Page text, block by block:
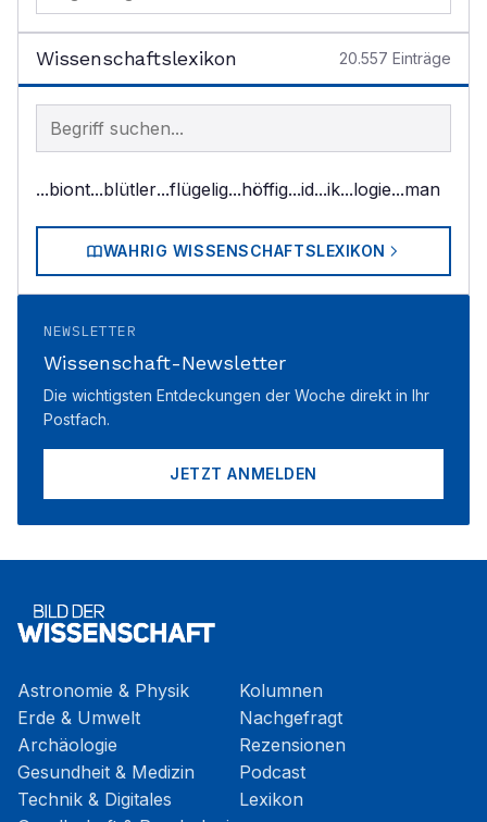
Wissenschaftslexikon 20.557 Einträge
Begriff im Lexikon suchen
...biont...blütler...flügelig...höffig...id...ik...logie...man
WAHRIG WISSENSCHAFTSLEXIKON
NEWSLETTER
Wissenschaft-Newsletter
Die wichtigsten Entdeckungen der Woche direkt in Ihr
Postfach.
JETZT ANMELDEN
Astronomie & Physik
Erde & Umwelt
Archäologie
Gesundheit & Medizin
Technik & Digitales
Kolumnen
Nachgefragt
Rezensionen
Podcast
Lexikon